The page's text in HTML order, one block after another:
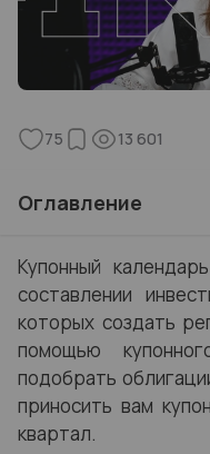
75 13 601
Оглавление
Купонный
составлении
которых создать
помощью
подобрать
приносить вам
квартал.